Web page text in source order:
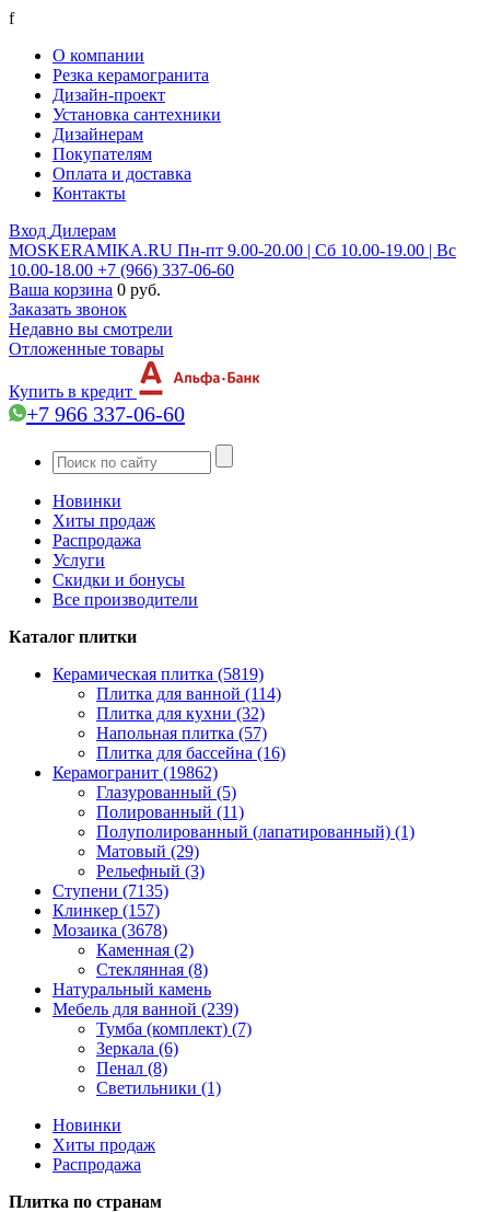
f
О компании
Резка керамогранита
Дизайн-проект
Установка сантехники
Дизайнерам
Покупателям
Оплата и доставка
Контакты
Вход Дилерам
MOSKERAMIKA.RU Пн-пт 9.00-20.00 | Сб 10.00-19.00 | Вс
10.00-18.00 +7 (966) 337-06-60
Ваша корзина 0 руб.
Заказать звонок
Недавно вы смотрели
Отложенные товары
Купить в кредит
+7 966 337-06-60
Новинки
Хиты продаж
Распродажа
Услуги
Скидки и бонусы
Все производители
Каталог плитки
Керамическая плитка (5819)
Плитка для ванной (114)
Плитка для кухни (32)
Напольная плитка (57)
Плитка для бассейна (16)
Керамогранит (19862)
Глазурованный (5)
Полированный (11)
Полуполированный (лапатированный) (1)
Матовый (29)
Рельефный (3)
Ступени (7135)
Клинкер (157)
Мозаика (3678)
Каменная (2)
Стеклянная (8)
Натуральный камень
Мебель для ванной (239)
Тумба (комплект) (7)
Зеркала (6)
Пенал (8)
Светильники (1)
Новинки
Хиты продаж
Распродажа
Плитка по странам